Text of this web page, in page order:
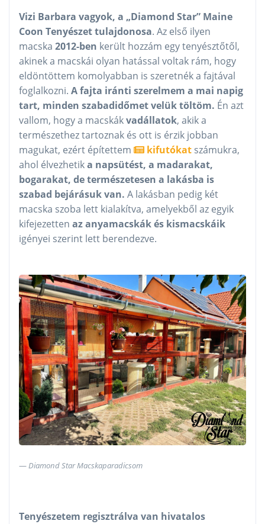
Vizi Barbara vagyok, a „Diamond Star” Maine
Coon Tenyészet tulajdonosa. Az első ilyen
macska 2012-ben került hozzám egy tenyésztőtől,
akinek a macskái olyan hatással voltak rám, hogy
eldöntöttem komolyabban is szeretnék a fajtával
foglalkozni. A fajta iránti szerelmem a mai napig
tart, minden szabadidőmet velük töltöm. Én azt
vallom, hogy a macskákvadállatok, akik a
természethez tartoznak és ott is érzik jobban
magukat, ezért építettem
kifutókat számukra,
ahol élvezhetika napsütést, a madarakat,
bogarakat, de természetesen a lakásba is
szabad bejárásuk van. A lakásban pedig két
macska szoba lett kialakítva, amelyekből az egyik
kifejezetten az anyamacskák és kismacskáik
igényei szerint lett berendezve.
Diamond Star Macskaparadicsom
Tenyészetem regisztrálva van hivatalos